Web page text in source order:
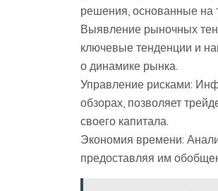
решения, основанные на
Выявление рыночных
ключевые тенденции и
о динамике рынка.
Управление рисками:
обзорах, позволяет
своего капитала.
Экономия времени:
предоставляя им